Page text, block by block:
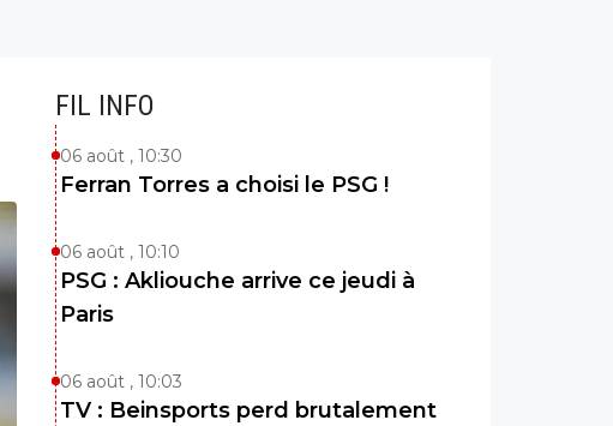
FIL INFO
06 août , 10:30
Ferran Torres a choisi le PSG !
06 août , 10:10
PSG : Akliouche arrive ce jeudi à
Paris
06 août , 10:03
TV : Beinsports perd brutalement